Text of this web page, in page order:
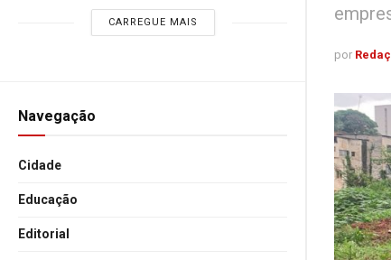
CARREGUE MAIS
Navegação
Cidade
Educação
Editorial
por